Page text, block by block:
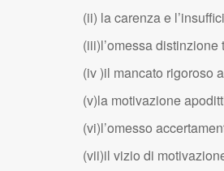
(ii) la carenza e
(iii)l’omessa
(iv )il mancato rigoroso
(v)la motivazione
(vi)l’omesso
(vii)il vizio di